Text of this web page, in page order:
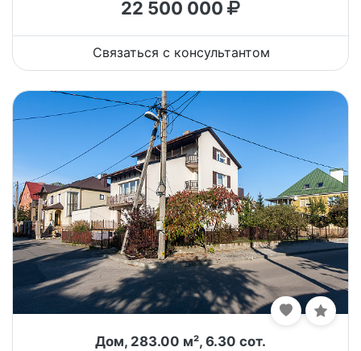
22 500 000
Связаться с консультантом
Дом, 283.00 м², 6.30 сот.